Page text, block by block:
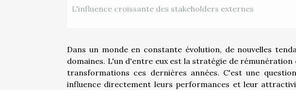
L'influence croissante des stakeholders externes
Dans un monde en constante évolution, de nouvelles
domaines. L'un d'entre eux est la stratégie de
transformations ces dernières années. C'est une
influence directement leurs performances et leur